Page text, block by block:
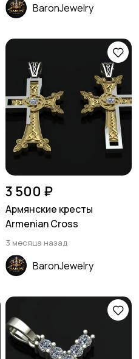
BaronJewelry
3 500 ₽
Армянские кресты
Armenian Cross
3 месяца назад
BaronJewelry